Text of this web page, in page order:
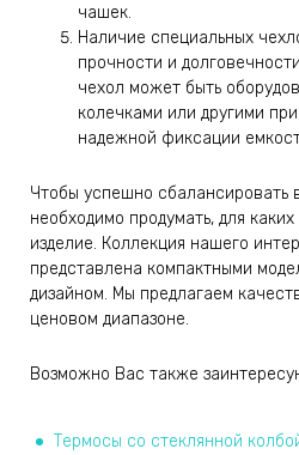
чашек.
Наличие специальных
прочности и
чехол может быть
колечками или другими
надежной фиксации
Чтобы успешно сбалансировать
необходимо продумать, для
изделие. Коллекция нашего
представлена компактными
дизайном. Мы предлагаем
ценовом диапазоне.
Возможно Вас также
Термосы со стеклянной